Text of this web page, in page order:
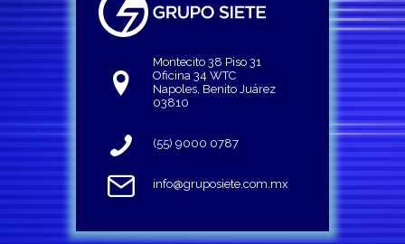
Montecito 38 Piso 31
Oficina 34 WTC
Napoles, Benito Juárez
03810
(55) 9000 0787
info@gruposiete.com.mx